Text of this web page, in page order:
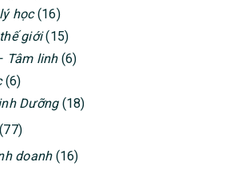
học(16)
giới(15)
Tâm linh(6)
(6)
Dưỡng(18)
doanh(16)